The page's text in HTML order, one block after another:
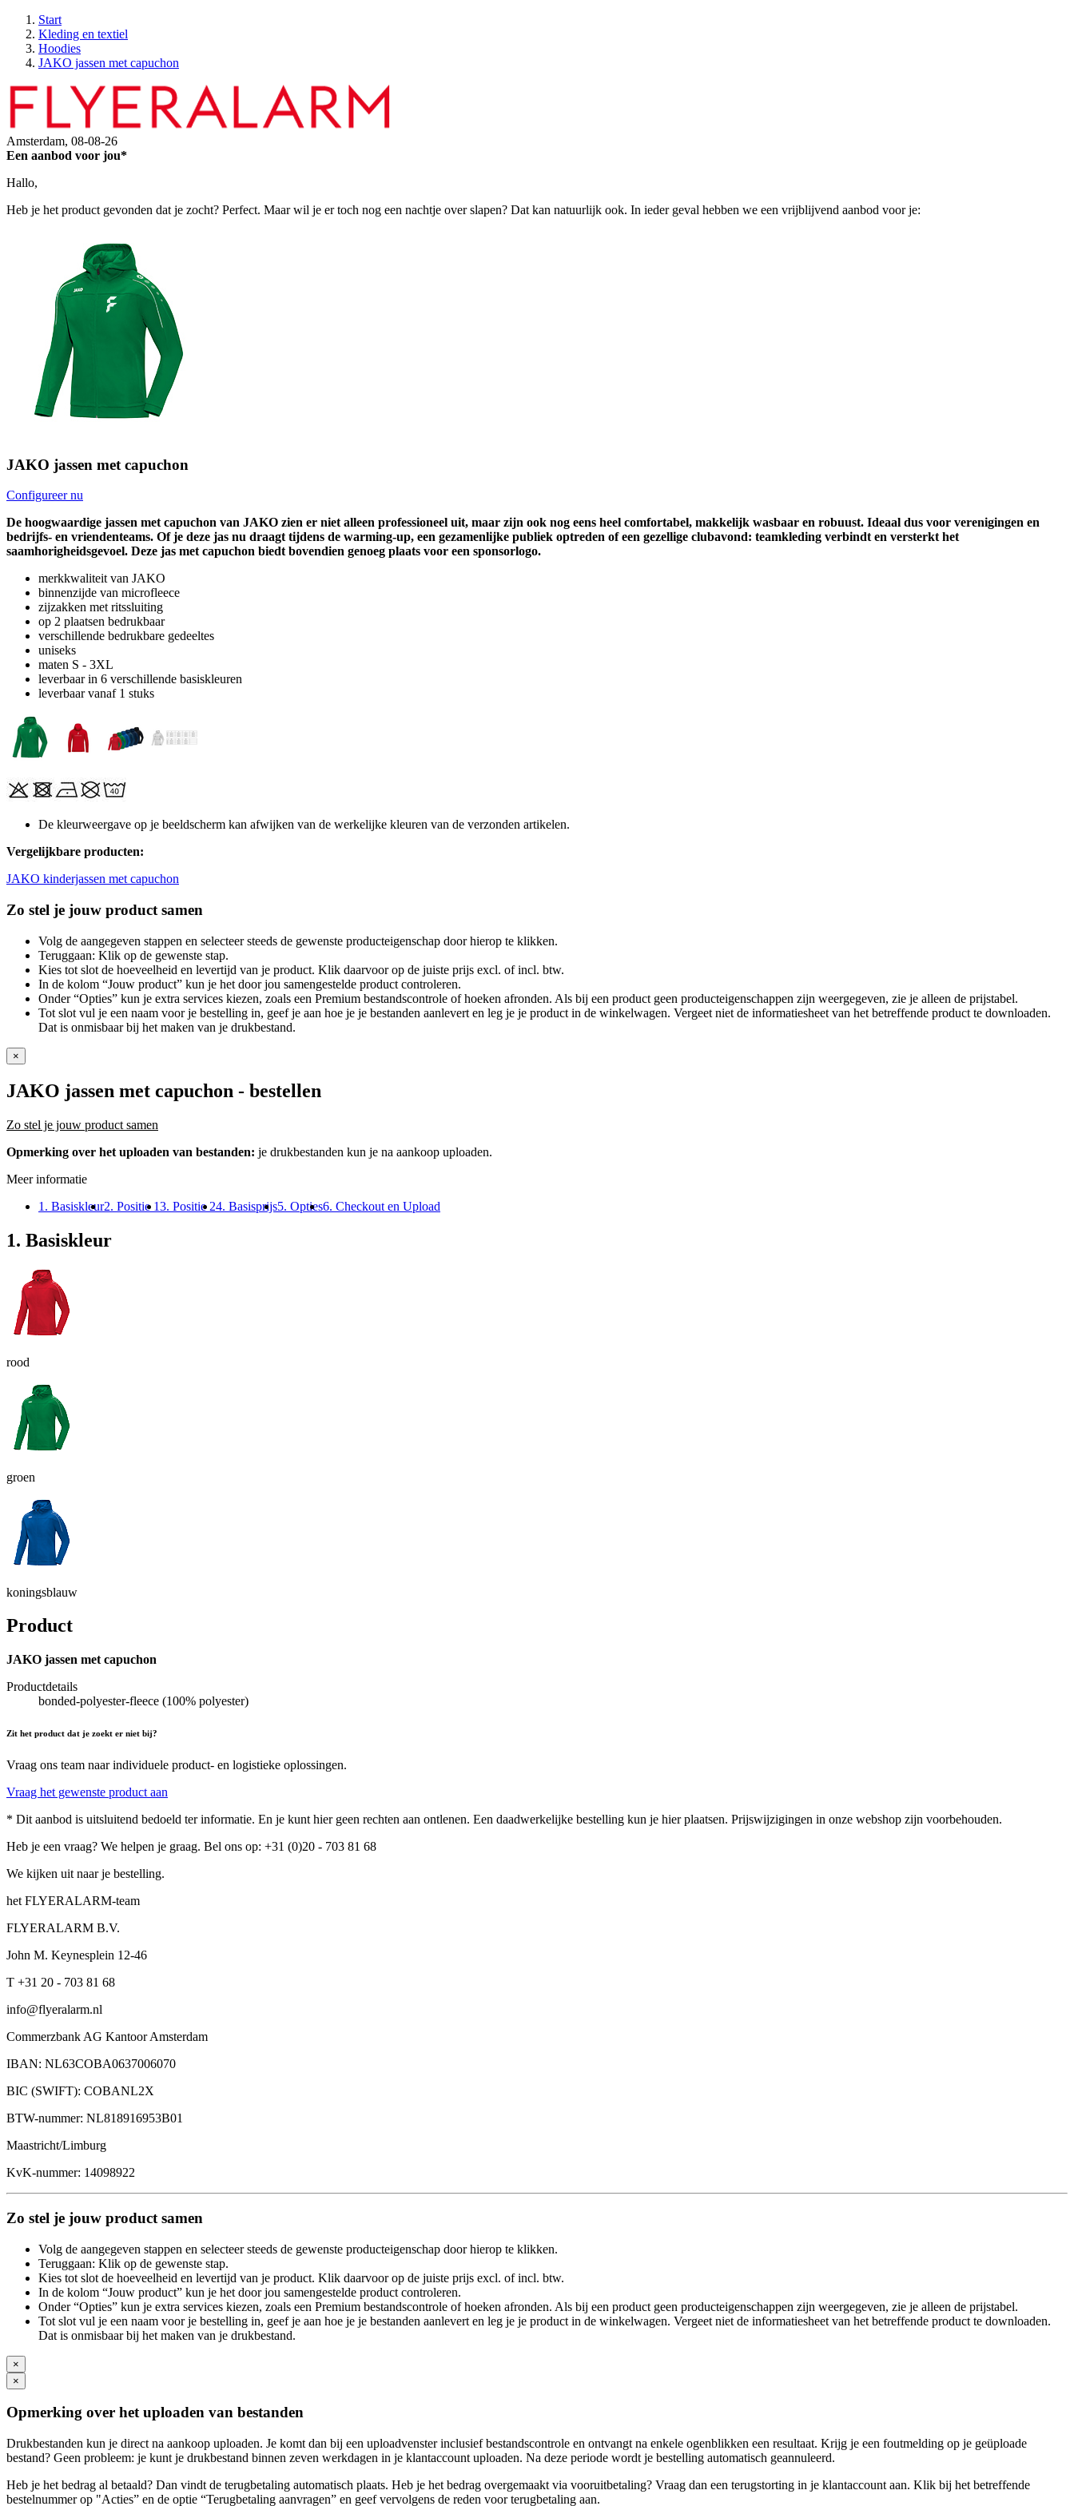
Start
Kleding en textiel
Hoodies
JAKO jassen met capuchon
Amsterdam, 08-08-26
Een aanbod voor jou*
Hallo,
Heb je het product gevonden dat je zocht? Perfect. Maar wil je er toch nog een nachtje over slapen? Dat kan natuurlijk ook. In ieder geval hebben we een vrijblijvend aanbod voor je:
JAKO jassen met capuchon
Configureer nu
De hoogwaardige jassen met capuchon van JAKO zien er niet alleen professioneel uit, maar zijn ook nog eens heel comfortabel, makkelijk wasbaar en robuust. Ideaal dus voor verenigingen en
bedrijfs- en vriendenteams. Of je deze jas nu draagt tijdens de warming-up, een gezamenlijke publiek optreden of een gezellige clubavond: teamkleding verbindt en versterkt het
saamhorigheidsgevoel. Deze jas met capuchon biedt bovendien genoeg plaats voor een sponsorlogo.
merkkwaliteit van JAKO
binnenzijde van microfleece
zijzakken met ritssluiting
op 2 plaatsen bedrukbaar
verschillende bedrukbare gedeeltes
uniseks
maten S - 3XL
leverbaar in 6 verschillende basiskleuren
leverbaar vanaf 1 stuks
De kleurweergave op je beeldscherm kan afwijken van de werkelijke kleuren van de verzonden artikelen.
Vergelijkbare producten:
JAKO kinderjassen met capuchon
Zo stel je jouw product samen
Volg de aangegeven stappen en selecteer steeds de gewenste producteigenschap door hierop te klikken.
Teruggaan: Klik op de gewenste stap.
Kies tot slot de hoeveelheid en levertijd van je product. Klik daarvoor op de juiste prijs excl. of incl. btw.
In de kolom “Jouw product” kun je het door jou samengestelde product controleren.
Onder “Opties” kun je extra services kiezen, zoals een Premium bestandscontrole of hoeken afronden. Als bij een product geen producteigenschappen zijn weergegeven, zie je alleen de prijstabel.
Tot slot vul je een naam voor je bestelling in, geef je aan hoe je je bestanden aanlevert en leg je je product in de winkelwagen. Vergeet niet de informatiesheet van het betreffende product te downloaden.
Dat is onmisbaar bij het maken van je drukbestand.
×
JAKO jassen met capuchon - bestellen
Zo stel je jouw product samen
Opmerking over het uploaden van bestanden: je drukbestanden kun je na aankoop uploaden.
Meer informatie
1. Basiskleur2. Positie 13. Positie 24. Basisprijs5. Opties6. Checkout en Upload
1. Basiskleur
rood
groen
koningsblauw
Product
JAKO jassen met capuchon
Productdetails
bonded-polyester-fleece (100% polyester)
Zit het product dat je zoekt er niet bij?
Vraag ons team naar individuele product- en logistieke oplossingen.
Vraag het gewenste product aan
* Dit aanbod is uitsluitend bedoeld ter informatie. En je kunt hier geen rechten aan ontlenen. Een daadwerkelijke bestelling kun je hier plaatsen. Prijswijzigingen in onze webshop zijn voorbehouden.
Heb je een vraag? We helpen je graag. Bel ons op: +31 (0)20 - 703 81 68
We kijken uit naar je bestelling.
het FLYERALARM-team
FLYERALARM B.V.
John M. Keynesplein 12-46
T +31 20 - 703 81 68
info@flyeralarm.nl
Commerzbank AG Kantoor Amsterdam
IBAN: NL63COBA0637006070
BIC (SWIFT): COBANL2X
BTW-nummer: NL818916953B01
Maastricht/Limburg
KvK-nummer: 14098922
Zo stel je jouw product samen
Volg de aangegeven stappen en selecteer steeds de gewenste producteigenschap door hierop te klikken.
Teruggaan: Klik op de gewenste stap.
Kies tot slot de hoeveelheid en levertijd van je product. Klik daarvoor op de juiste prijs excl. of incl. btw.
In de kolom “Jouw product” kun je het door jou samengestelde product controleren.
Onder “Opties” kun je extra services kiezen, zoals een Premium bestandscontrole of hoeken afronden. Als bij een product geen producteigenschappen zijn weergegeven, zie je alleen de prijstabel.
Tot slot vul je een naam voor je bestelling in, geef je aan hoe je je bestanden aanlevert en leg je je product in de winkelwagen. Vergeet niet de informatiesheet van het betreffende product te downloaden.
Dat is onmisbaar bij het maken van je drukbestand.
×
×
Opmerking over het uploaden van bestanden
Drukbestanden kun je direct na aankoop uploaden. Je komt dan bij een uploadvenster inclusief bestandscontrole en ontvangt na enkele ogenblikken een resultaat. Krijg je een foutmelding op je geüploade
bestand? Geen probleem: je kunt je drukbestand binnen zeven werkdagen in je klantaccount uploaden. Na deze periode wordt je bestelling automatisch geannuleerd.
Heb je het bedrag al betaald? Dan vindt de terugbetaling automatisch plaats. Heb je het bedrag overgemaakt via vooruitbetaling? Vraag dan een terugstorting in je klantaccount aan. Klik bij het betreffende
bestelnummer op "Acties” en de optie “Terugbetaling aanvragen” en geef vervolgens de reden voor terugbetaling aan.